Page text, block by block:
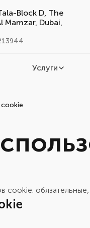
Block D, The
Mamzar, Dubai,
Услуги
обязательные,